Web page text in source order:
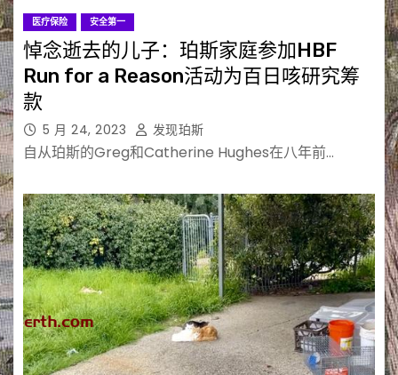
医疗保险 安全第一
悼念逝去的儿子：珀斯家庭参加HBF
Run for a Reason活动为百日咳研究筹
款
5 月 24, 2023 发现珀斯
自从珀斯的Greg和Catherine Hughes在八年前…